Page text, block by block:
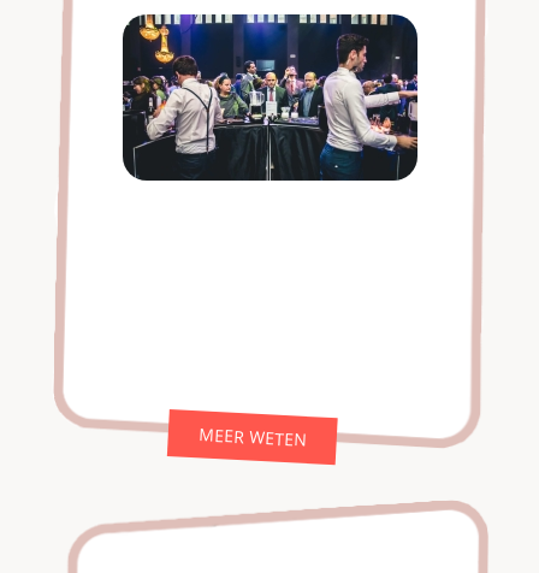
MEER WETEN